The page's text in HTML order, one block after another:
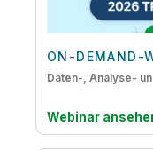
ON-DEMAND-
Daten-, Analyse-
Webinar